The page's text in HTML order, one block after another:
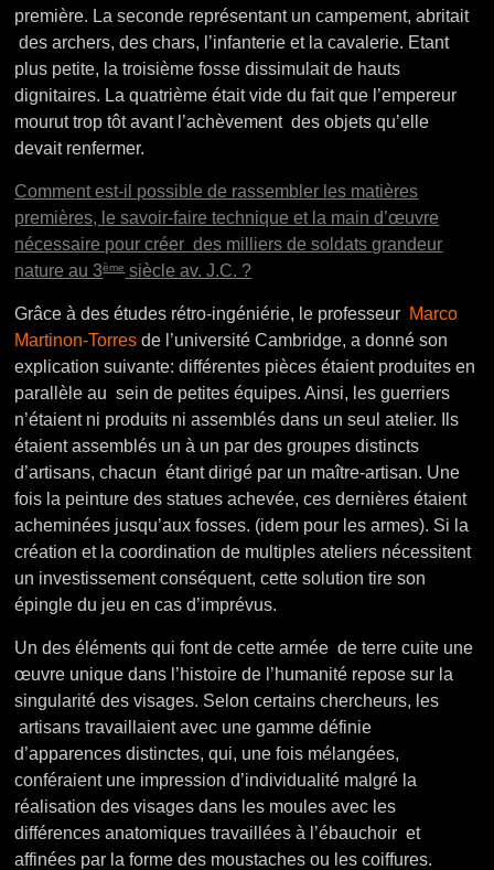
première. La seconde représentant un campement, abritait
des archers, des chars, l’infanterie et la cavalerie. Etant
plus petite, la troisième fosse dissimulait de hauts
dignitaires. La quatrième était vide du fait que l’empereur
mourut trop tôt avant l’achèvement des objets qu’elle
devait renfermer.
Comment est-il possible de rassembler les matières
premières, le savoir-faire technique et la main d’œuvre
nécessaire pour créer des milliers de soldats grandeur
nature au 3èmesiècle av. J.C. ?
Grâce à des études rétro-ingéniérie, le professeur Marco
Martinon-Torres de l’université Cambridge, a donné son
explication suivante: différentes pièces étaient produites en
parallèle au sein de petites équipes. Ainsi, les guerriers
n’étaient ni produits ni assemblés dans un seul atelier. Ils
étaient assemblés un à un par des groupes distincts
d’artisans, chacun étant dirigé par un maître-artisan. Une
fois la peinture des statues achevée, ces dernières étaient
acheminées jusqu’aux fosses. (idem pour les armes). Si la
création et la coordination de multiples ateliers nécessitent
un investissement conséquent, cette solution tire son
épingle du jeu en cas d’imprévus.
Un des éléments qui font de cette armée de terre cuite une
œuvre unique dans l’histoire de l’humanité repose sur la
singularité des visages. Selon certains chercheurs, les
artisans travaillaient avec une gamme définie
d’apparences distinctes, qui, une fois mélangées,
conféraient une impression d’individualité malgré la
réalisation des visages dans les moules avec les
différences anatomiques travaillées à l’ébauchoir et
affinées par la forme des moustaches ou les coiffures.